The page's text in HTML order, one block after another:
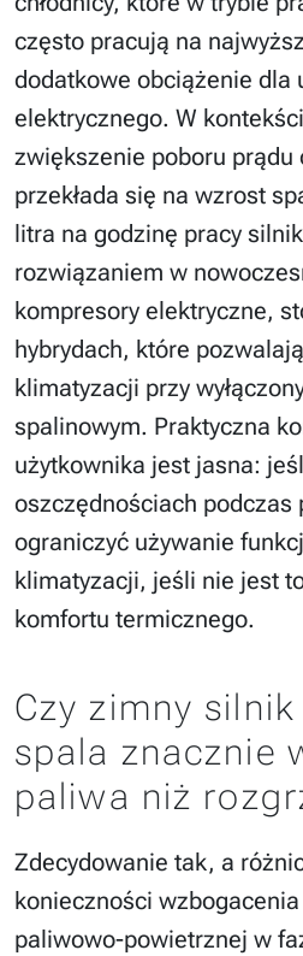
często pracują na
dodatkowe obciążenie dla
elektrycznego. W
zwiększenie poboru prądu
przekłada się na wzrost
litra na godzinę pracy
rozwiązaniem w
kompresory elektryczne,
hybrydach, które
klimatyzacji przy
spalinowym. Praktyczna
użytkownika jest jasna:
oszczędnościach podczas
ograniczyć używanie
klimatyzacji, jeśli nie jest
komfortu termicznego.
Czy zimny
spala znacznie
paliwa niż
Zdecydowanie tak, a
konieczności
paliwowo-powietrznej w